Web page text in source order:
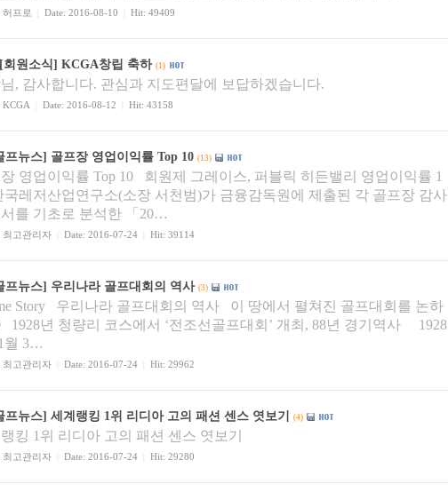
허프로 Date: 2016-08-10 Hit: 49409
[회원소식] KCGA창립 축하 (1)
, 감사합니다. 관심과 지도편달에 보답하겠습니다.
KCGA Date: 2016-08-12 Hit: 43158
프뉴스] 골프장 영업이익률 Top 10 (13)
영업이익률 Top 10 회원제 그레이스, 퍼블릭 히든밸리 영업이익률 1
국레저산업연구소(소장 서천범)가 금융감독원에 제출된 각 골프장 감사
서를 기초로 분석한 「20…
최고관리자 Date: 2016-07-24 Hit: 39114
프뉴스] 우리나라 골프대회의 역사 (3)
Story 우리나라 골프대회의 역사 이 땅에서 펼쳐진 골프대회를 논하
년 청량리 코스에서 ‘전조선골프대회’ 개최, 88년 경기역사 1928
월 3…
최고관리자 Date: 2016-07-24 Hit: 29962
프뉴스] 세계랭킹 1위 리디아 고의 패션 센스 엿보기 (4)
킹 1위 리디아 고의 패션 센스 엿보기
최고관리자 Date: 2016-07-24 Hit: 29280